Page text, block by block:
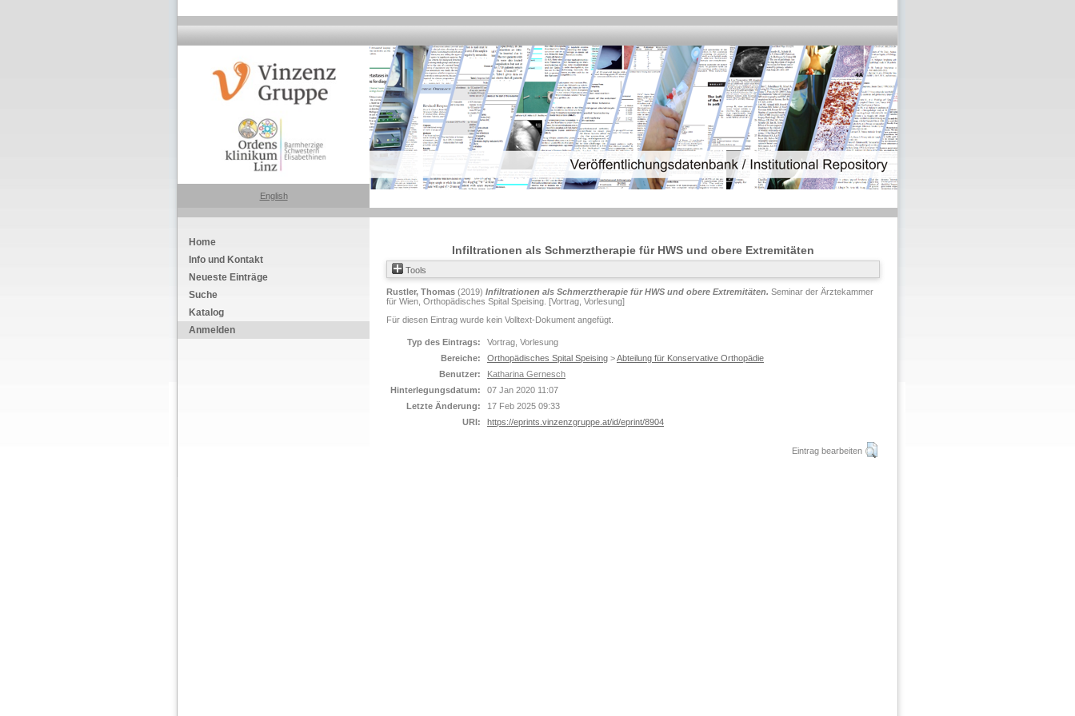
English
Home
Info und Kontakt
Neueste Einträge
Suche
Katalog
Anmelden
Infiltrationen als Schmerztherapie für HWS und obere Extremitäten
Tools
Rustler, Thomas (2019) Infiltrationen als Schmerztherapie für HWS und obere Extremitäten. Seminar der Ärztekammer
für Wien, Orthopädisches Spital Speising. [Vortrag, Vorlesung]
Für diesen Eintrag wurde kein Volltext-Dokument angefügt.
Typ des Eintrags:
Vortrag, Vorlesung
Bereiche:
Orthopädisches Spital Speising >Abteilung für Konservative Orthopädie
Benutzer:
Katharina Gernesch
Hinterlegungsdatum:
07 Jan 2020 11:07
Letzte Änderung:
17 Feb 2025 09:33
URI:
https://eprints.vinzenzgruppe.at/id/eprint/8904
Eintrag bearbeiten